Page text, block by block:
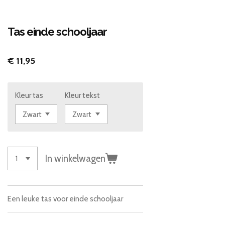
Tas einde schooljaar
€ 11,95
Kleur tas Kleur tekst
In winkelwagen
Een leuke tas voor einde schooljaar